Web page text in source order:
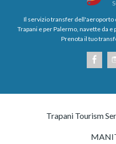
Il servizio transfer dell'aeroporto
Trapani e per Palermo, navette da
Prenota il tuo
Trapani Tourism